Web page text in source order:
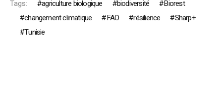
Tags: agriculture biologique biodiversité
Biorest
changement climatique
FAO résilience
Sharp+
Tunisie